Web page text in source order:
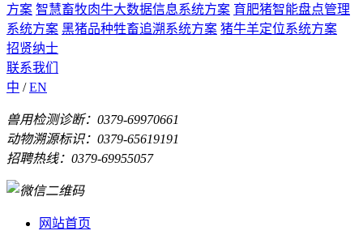
方案 智慧畜牧肉牛大数据信息系统方案 育肥猪智能盘点管理
系统方案 黑猪品种牲畜追溯系统方案 猪牛羊定位系统方案
招贤纳士
联系我们
中 /EN
兽用检测诊断：0379-69970661
动物溯源标识：0379-65619191
招聘热线：0379-69955057
网站首页